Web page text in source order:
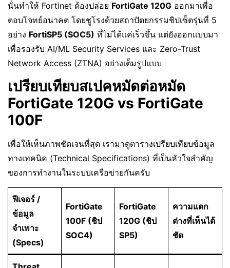
นั่นทำให้ Fortinet ต้องปล่อย FortiGate 120G ออกมาเพื่อ
ตอบโจทย์อนาคต โดยชูโรงด้วยสถาปัตยกรรมชิปเซ็ตรุ่นที่ 5
อย่าง FortiSP5 (SOC5) ที่ไม่ได้แค่เร็วขึ้น แต่ยังออกแบบมา
เพื่อรองรับ AI/ML Security Services และ Zero-Trust
Network Access (ZTNA) อย่างเต็มรูปแบบ
เปรียบเทียบสเปคหมัดต่อหมัด
FortiGate 120G vs FortiGate
100F
เพื่อให้เห็นภาพชัดเจนที่สุด เรามาดูตารางเปรียบเทียบข้อมูล
ทางเทคนิค (Technical Specifications) ที่เป็นหัวใจสำคัญ
ของการทำงานในระบบเครือข่ายกันครับ
ฟีเจอร์ /
ข้อมูล
จำเพาะ
(Specs)
FortiGate
100F (ชิป
SOC4)
FortiGate
120G (ชิป
SP5)
ความแตก
ต่างที่เห็นได้
ชัด